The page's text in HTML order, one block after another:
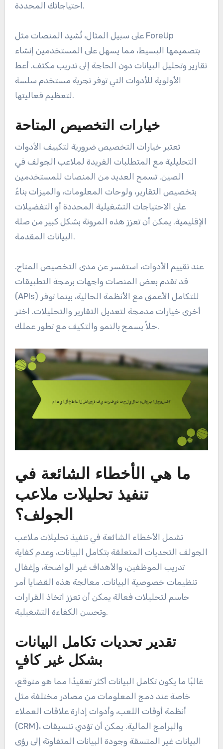
احتياجاتك المحددة.
على سبيل المثال، تُشيد المنصات مثل ForeUp
بتصميمها البسيط، مما يسهل على المستخدمين إنشاء
تقارير وتحليل البيانات دون الحاجة إلى تدريب مكثف. أعط
الأولوية للأدوات التي توفر تجربة مستخدم سلسة
لتعظيم فعاليتها.
خيارات التخصيص المتاحة
تعتبر خيارات التخصيص ضرورية لتكييف الأدوات
التحليلية مع المتطلبات الفريدة لملاعب الجولف في
الصين. تسمح العديد من المنصات للمستخدمين
بتخصيص التقارير، ولوحات المعلومات، والميزات بناءً
على الاحتياجات التشغيلية المحددة أو التفضيلات
الإقليمية. يمكن أن تعزز هذه المرونة بشكل كبير من صلة
البيانات المقدمة.
عند تقييم الأدوات، استفسر عن مدى التخصيص المتاح.
قد تقدم بعض المنصات واجهات برمجة التطبيقات
(APIs) للتكامل الأعمق مع الأنظمة الحالية، بينما توفر
أخرى خيارات مدمجة لتعديل التقارير والتحليلات. اختر
حلاً يسمح بالنمو والتكيف مع تطور عملك.
ما هي الأخطاء الشائعة في
تنفيذ تحليلات ملاعب
الجولف؟
تشمل الأخطاء الشائعة في تنفيذ تحليلات ملاعب
الجولف التحديات المتعلقة بتكامل البيانات، وعدم كفاية
تدريب الموظفين، والأهداف غير الواضحة، وإغفال
تنظيمات خصوصية البيانات. معالجة هذه القضايا أمر
حاسم لتحليلات فعالة يمكن أن تعزز اتخاذ القرارات
وتحسن الكفاءة التشغيلية.
تقدير تحديات تكامل البيانات
بشكل غير كافٍ
غالبًا ما يكون تكامل البيانات أكثر تعقيدًا مما هو متوقع،
خاصة عند دمج المعلومات من مصادر مختلفة مثل
أنظمة أوقات اللعب، وأدوات إدارة علاقات العملاء
(CRM)، والبرامج المالية. يمكن أن تؤدي تنسيقات
البيانات غير المتسقة وجودة البيانات المتفاوتة إلى رؤى